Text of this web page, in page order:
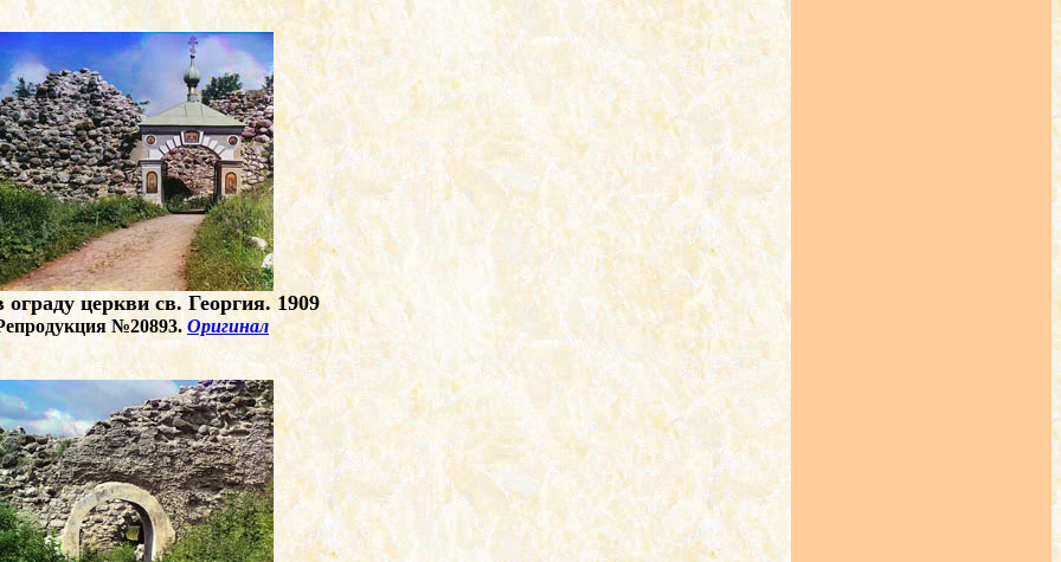
ограду церкви св. Георгия. 1909
№20893.Оригинал